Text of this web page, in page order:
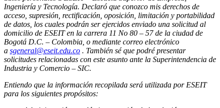
Ingeniería y Tecnología. Declaró que conozco mis derechos de
acceso, supresión, rectificación, oposición, limitación y portabilidad
de datos, los cuales podrán ser ejercidos enviado una solicitud al
domicilio de ESEIT en la carrera 11 No 80 – 57 de la ciudad de
Bogotá D.C. – Colombia, o mediante correo electrónico
a sgeneral@eseit.edu.co . También sé que podré presentar
solicitudes relacionadas con este asunto ante la Superintendencia de
Industria y Comercio – SIC.
Entiendo que la información recopilada será utilizada por ESEIT
para los siguientes propósitos: